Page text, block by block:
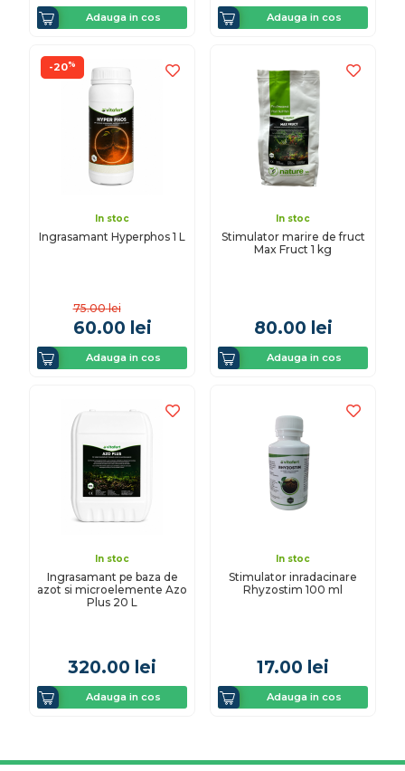
Adauga in cos Adauga in cos
-20%
In stoc
Ingrasamant Hyperphos 1 L
75.00 lei
60.00 lei
Adauga in cos
In stoc
Stimulator marire de fruct
Max Fruct 1 kg
80.00 lei
Adauga in cos
In stoc
Ingrasamant pe baza de
azot si microelemente Azo
Plus 20 L
320.00 lei
Adauga in cos
In stoc
Stimulator inradacinare
Rhyzostim 100 ml
17.00 lei
Adauga in cos